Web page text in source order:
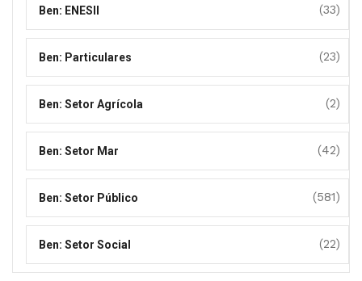
Ben: ENESII (33)
Ben: Particulares (23)
Ben: Setor Agrícola (2)
Ben: Setor Mar (42)
Ben: Setor Público (581)
Ben: Setor Social (22)